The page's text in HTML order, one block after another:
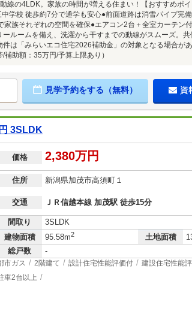
線の4LDK。家族の時間が増える住まい！【おすすめポ
学校 徒歩約7分で通学も安心●前面道路は消雪パイプ完
家族それぞれの空間を確保●エアコン2台＋全室カーテン
ールームを備え、洗濯から干すまでの動線がスムーズ。
件は「みらいエコ住宅2026補助金」の対象となる場合が
補助額：35万円/予算上限あり）
見学予約をする（無料） 資
3SLDK
価格 2,380万円
住所 新潟県加茂市高須町１
交通 ＪＲ信越本線 加茂駅 徒歩15分
間取り
3SLDK
建物面積
95.58m2 土地面積
総戸数 -
市ガス 2階建て 設計住宅性能評価付 建設住宅性能
車2台以上